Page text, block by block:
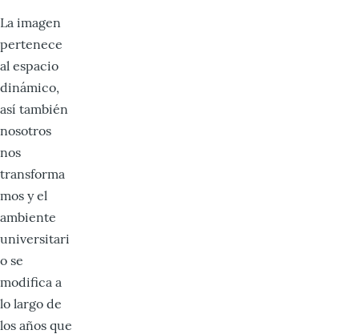
La imagen
pertenece
al espacio
dinámico,
así también
nosotros
nos
transforma
mos y el
ambiente
universitari
o se
modifica a
lo largo de
los años que